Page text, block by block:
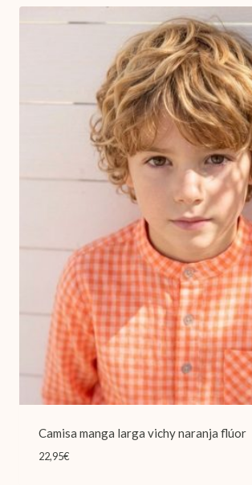
Camisa manga larga vichy naranja flúor
22,95€